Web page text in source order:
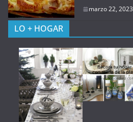
marzo 22, 2023
LO + HOGAR